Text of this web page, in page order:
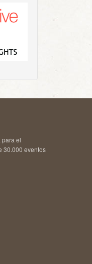
para el
30.000 eventos